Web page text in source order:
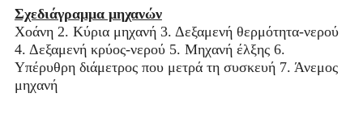
Σχεδιάγραμμα μηχανών
Χοάνη 2. Κύρια μηχανή 3. Δεξαμενή θερμότητα-νερού
4. Δεξαμενή κρύος-νερού 5. Μηχανή έλξης 6.
Υπέρυθρη διάμετρος που μετρά τη συσκευή 7. Άνεμος
μηχανή